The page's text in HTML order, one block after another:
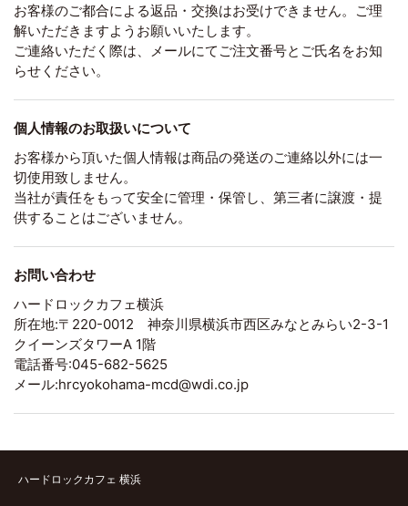
お客様のご都合による返品・交換はお受けできません。ご理
解いただきますようお願いいたします。
ご連絡いただく際は、メールにてご注文番号とご氏名をお知
らせください。
個人情報のお取扱いについて
お客様から頂いた個人情報は商品の発送のご連絡以外には一
切使用致しません。
当社が責任をもって安全に管理・保管し、第三者に譲渡・提
供することはございません。
お問い合わせ
ハードロックカフェ横浜
所在地:〒220-0012 神奈川県横浜市西区みなとみらい2-3-1
クイーンズタワーA 1階
電話番号:045-682-5625
メール:hrcyokohama-mcd@wdi.co.jp
ハードロックカフェ 横浜